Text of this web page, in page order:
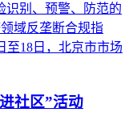
识别、预警、防范的
域反垄断合规指
至18日，北京市市场
社区”活动